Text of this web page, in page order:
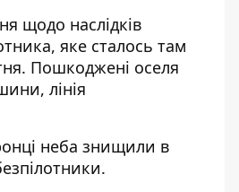
щодо наслідків
яке сталось там
Пошкоджені оселя
лінія
неба знищили в